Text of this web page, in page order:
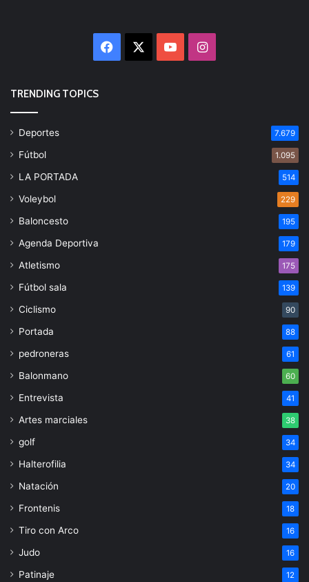
Facebook YouTubeInstagram
TRENDING TOPICS
Deportes 7.679
Fútbol 1.095
LA PORTADA 514
Voleybol 229
Baloncesto 195
Agenda Deportiva 179
Atletismo 175
Fútbol sala 139
Ciclismo 90
Portada 88
pedroneras 61
Balonmano 60
Entrevista 41
Artes marciales 38
golf 34
Halterofilia 34
Natación 20
Frontenis 18
Tiro con Arco 16
Judo 16
Patinaje 12